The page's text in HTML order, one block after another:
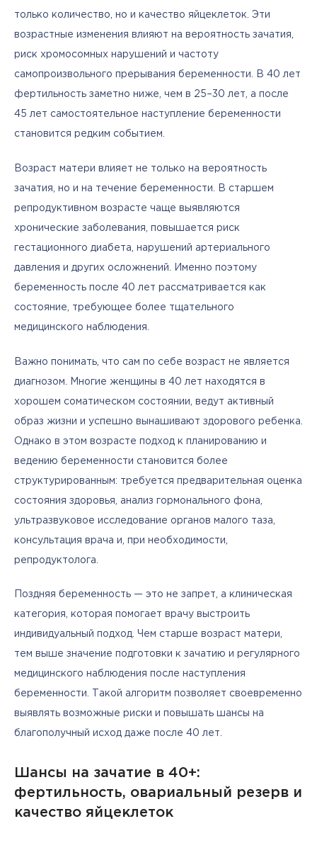
только количество, но и качество яйцеклеток. Эти
возрастные изменения влияют на вероятность зачатия,
риск хромосомных нарушений и частоту
самопроизвольного прерывания беременности. В 40 лет
фертильность заметно ниже, чем в 25–30 лет, а после
45 лет самостоятельное наступление беременности
становится редким событием.
Возраст матери влияет не только на вероятность
зачатия, но и на течение беременности. В старшем
репродуктивном возрасте чаще выявляются
хронические заболевания, повышается риск
гестационного диабета, нарушений артериального
давления и других осложнений. Именно поэтому
беременность после 40 лет рассматривается как
состояние, требующее более тщательного
медицинского наблюдения.
Важно понимать, что сам по себе возраст не является
диагнозом. Многие женщины в 40 лет находятся в
хорошем соматическом состоянии, ведут активный
образ жизни и успешно вынашивают здорового ребенка.
Однако в этом возрасте подход к планированию и
ведению беременности становится более
структурированным: требуется предварительная оценка
состояния здоровья, анализ гормонального фона,
ультразвуковое исследование органов малого таза,
консультация врача и, при необходимости,
репродуктолога.
Поздняя беременность — это не запрет, а клиническая
категория, которая помогает врачу выстроить
индивидуальный подход. Чем старше возраст матери,
тем выше значение подготовки к зачатию и регулярного
медицинского наблюдения после наступления
беременности. Такой алгоритм позволяет своевременно
выявлять возможные риски и повышать шансы на
благополучный исход даже после 40 лет.
Шансы на зачатие в 40+:
фертильность, овариальный резерв и
качество яйцеклеток